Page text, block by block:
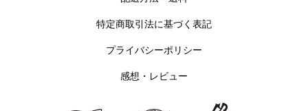
特定商取引法に基づく表記
プライバシーポリシー
感想・レビュー